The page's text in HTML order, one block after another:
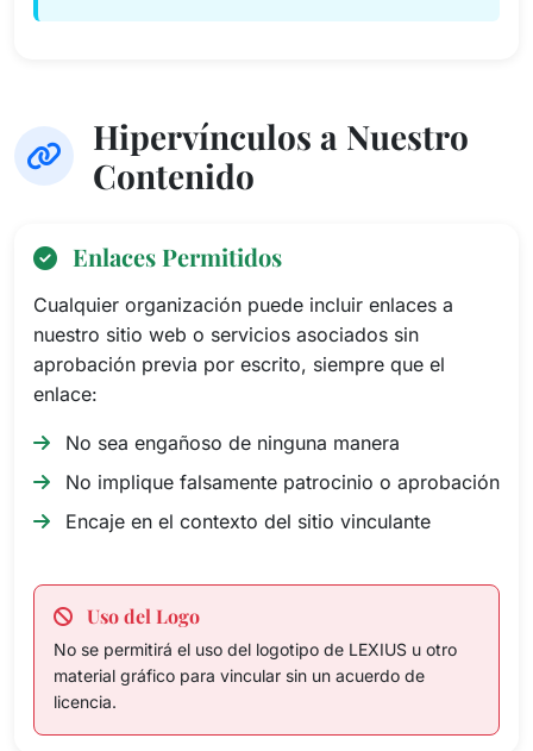
Hipervínculos a Nuestro
Contenido
Enlaces Permitidos
Cualquier organización puede incluir enlaces a
nuestro sitio web o servicios asociados sin
aprobación previa por escrito, siempre que el
enlace:
No sea engañoso de ninguna manera
No implique falsamente patrocinio o aprobación
Encaje en el contexto del sitio vinculante
Uso del Logo
No se permitirá el uso del logotipo de LEXIUS u otro
material gráfico para vincular sin un acuerdo de
licencia.